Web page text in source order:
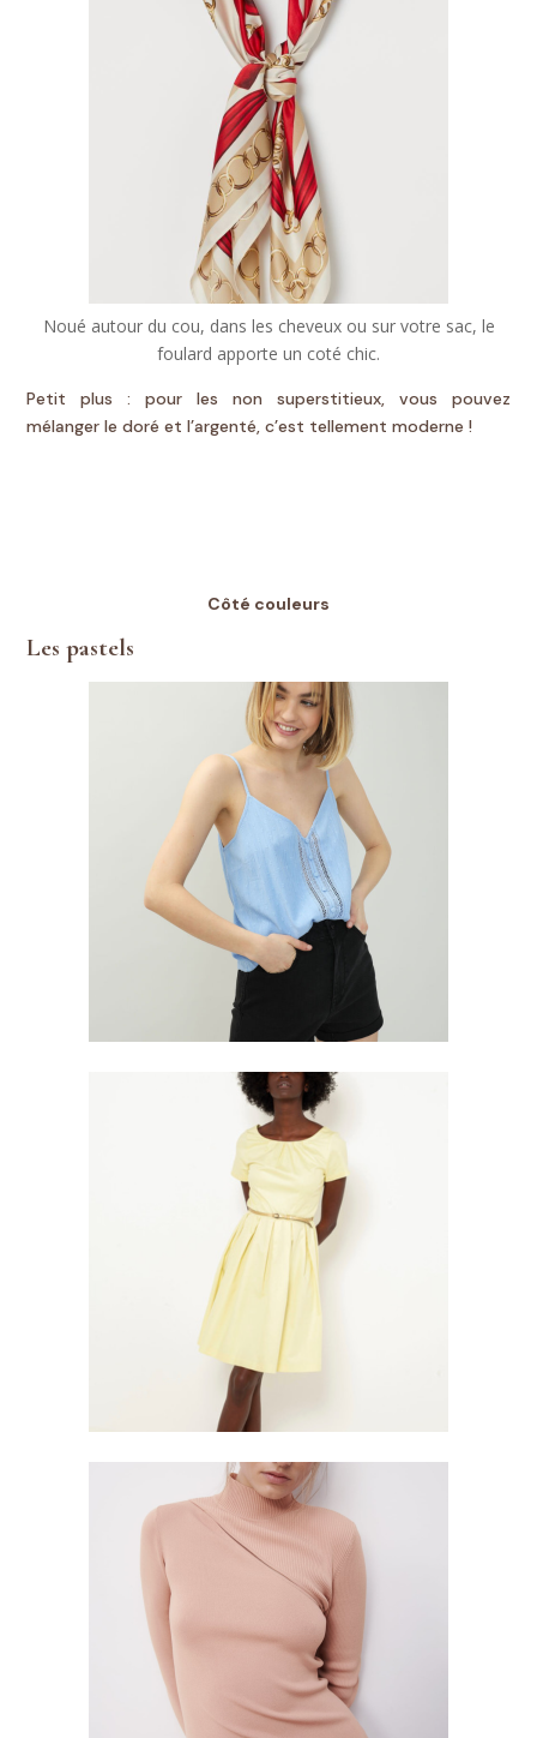
Noué autour du cou, dans les cheveux ou sur votre sac, le
foulard apporte un coté chic.
Petit plus : pour les non superstitieux, vous pouvez
mélanger le doré et l’argenté, c’est tellement moderne !
Côté couleurs
Les pastels